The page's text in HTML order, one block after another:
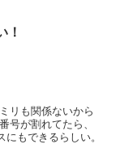
！
リも関係ないから
号が割れてたら、
もできるらしい。